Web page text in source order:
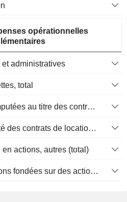
opérationnelles
administratives
total
Charges d'intérêts imputées au titre des contrats de location
Amortissement imputé des contrats de location simple
actions, autres (total)
Total des rémunérations fondées sur des actions